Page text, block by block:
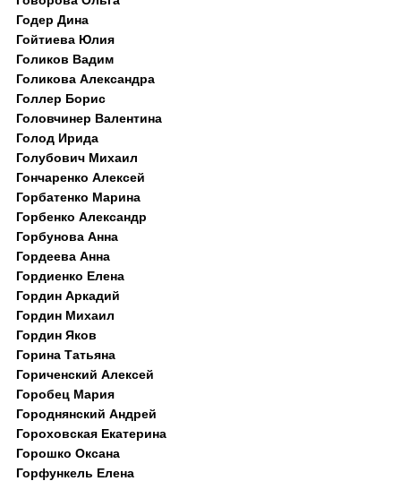
Годер Дина
Гойтиева Юлия
Голиков Вадим
Голикова Александра
Голлер Борис
Головчинер Валентина
Голод Ирида
Голубович Михаил
Гончаренко Алексей
Горбатенко Марина
Горбенко Александр
Горбунова Анна
Гордеева Анна
Гордиенко Елена
Гордин Аркадий
Гордин Михаил
Гордин Яков
Горина Татьяна
Гориченский Алексей
Горобец Мария
Городнянский Андрей
Гороховская Екатерина
Горошко Оксана
Горфункель Елена